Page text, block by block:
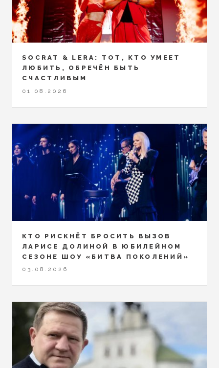
SOCRAT & LERA: ТОТ, КТО УМЕЕТ
ЛЮБИТЬ, ОБРЕЧЁН БЫТЬ
СЧАСТЛИВЫМ
01.08.2026
КТО РИСКНЁТ БРОСИТЬ ВЫЗОВ
ЛАРИСЕ ДОЛИНОЙ В ЮБИЛЕЙНОМ
СЕЗОНЕ ШОУ «БИТВА ПОКОЛЕНИЙ»
03.08.2026